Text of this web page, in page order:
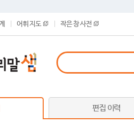
어휘 지도 작은 창 사전
편집 이력